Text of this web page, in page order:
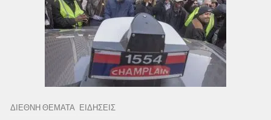
ΔΙΕΘΝΗ ΘΕΜΑΤΑ ΕΙΔΗΣΕΙΣ